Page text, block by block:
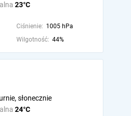
23°C
Ciśnienie: 1005 hPa
Wilgotność: 44%
24°C
słonecznie